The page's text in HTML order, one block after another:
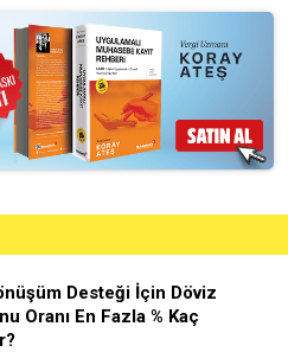
Desteği İçin Döviz
Oranı En Fazla % Kaç